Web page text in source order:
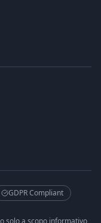
GDPR Compliant
solo a scopo informativo